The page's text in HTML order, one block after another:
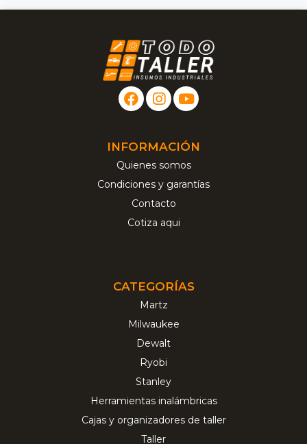
INFORMACIÓN
Quienes somos
Condiciones y garantías
Contacto
Cotiza aqui
CATEGORÍAS
Martz
Milwaukee
Dewalt
Ryobi
Stanley
Herramientas inalámbricas
Cajas y organizadores de taller
Taller